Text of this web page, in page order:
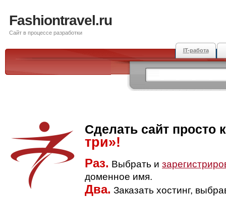
Fashiontravel.ru
Сайт в процессе разработки
IT-работа
Сделать сайт просто
три»!
Раз. Выбрать и
доменное имя.
Два. Заказать хостинг,